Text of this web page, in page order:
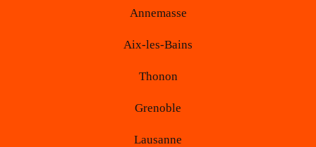
Annemasse
Aix-les-Bains
Thonon
Grenoble
Lausanne